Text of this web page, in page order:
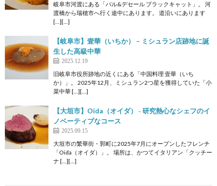
岐阜市河渡にある「バル&デセール ブラックキャット」。 河
渡橋から瑞穂市へ行く途中にあります。 道沿いにあります
[…][…]
【岐阜市】壹華（いちか） – ミシュラン店跡地に誕
生した高級中華
2025.12.19
旧岐阜市役所跡地の近くにある「中国料理 壹華（いち
か）」。 2025年12月、ミシュラン2つ星を獲得していた「小
菜中華 […][…]
【大垣市】Oida（オイダ） ‐ 研究熱心なシェフのイ
ノベーティブなコース
2025.09.15
大垣市の繁華街・郭町に2025年7月にオープンしたフレンチ
「Oida（オイダ）」。 場所は、かつてイタリアン「クッチー
ナ […][…]